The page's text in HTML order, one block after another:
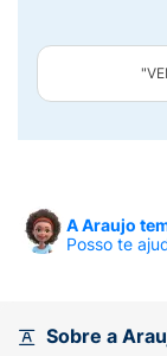
A Araujo
Posso te
Sobre a